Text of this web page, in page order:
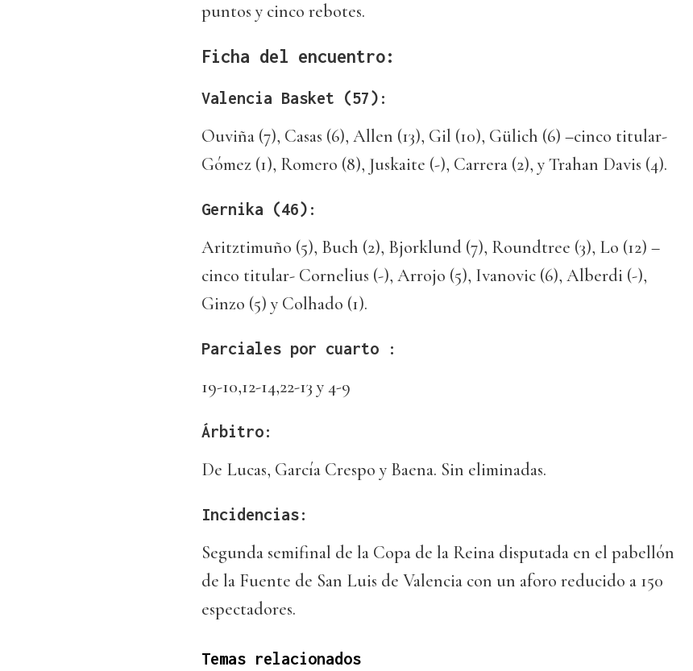
puntos y cinco rebotes.
Ficha del encuentro:
Valencia Basket (57):
Ouviña (7), Casas (6), Allen (13), Gil (10), Gülich (6) –cinco titular-
Gómez (1), Romero (8), Juskaite (-), Carrera (2), y Trahan Davis (4).
Gernika (46):
Aritztimuño (5), Buch (2), Bjorklund (7), Roundtree (3), Lo (12) –
cinco titular- Cornelius (-), Arrojo (5), Ivanovic (6), Alberdi (-),
Ginzo (5) y Colhado (1).
Parciales por cuarto :
19-10,12-14,22-13 y 4-9
Árbitro:
De Lucas, García Crespo y Baena. Sin eliminadas.
Incidencias:
Segunda semifinal de la Copa de la Reina disputada en el pabellón
de la Fuente de San Luis de Valencia con un aforo reducido a 150
espectadores.
Temas relacionados